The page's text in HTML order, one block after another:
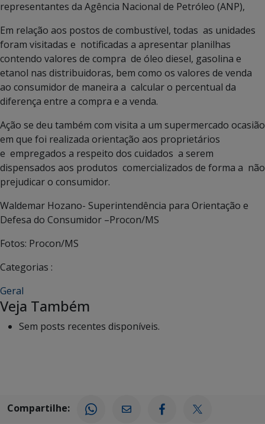
representantes da Agência Nacional de Petróleo (ANP),
Em relação aos postos de combustível, todas as unidades
foram visitadas e notificadas a apresentar planilhas
contendo valores de compra de óleo diesel, gasolina e
etanol nas distribuidoras, bem como os valores de venda
ao consumidor de maneira a calcular o percentual da
diferença entre a compra e a venda.
Ação se deu também com visita a um supermercado ocasião
em que foi realizada orientação aos proprietários
e empregados a respeito dos cuidados a serem
dispensados aos produtos comercializados de forma a não
prejudicar o consumidor.
Waldemar Hozano- Superintendência para Orientação e
Defesa do Consumidor –Procon/MS
Fotos: Procon/MS
Categorias :
Geral
Veja Também
Sem posts recentes disponíveis.
Compartilhe: